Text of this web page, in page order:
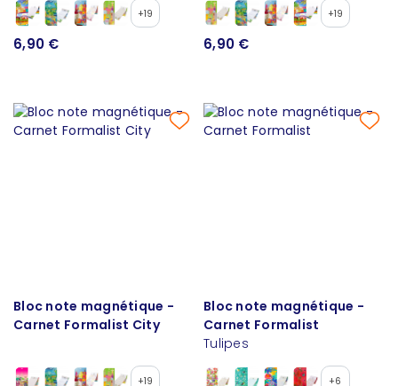
+19
6,90 €
+19
6,90 €
Bloc note magnétique -
Carnet Formalist City
+19
Bloc note magnétique -
Carnet Formalist
Tulipes
+6